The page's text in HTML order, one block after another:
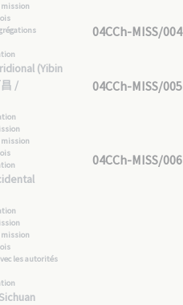
mission
(Yibin
/
mission
mission
les autorités
04CCh-MISS/004
04CCh-MISS/005
04CCh-MISS/006